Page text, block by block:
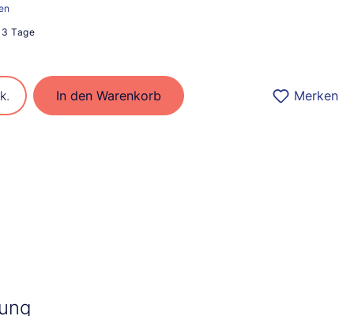
Tage
den gewünschten Wert ein oder
In den Warenkorb Merken